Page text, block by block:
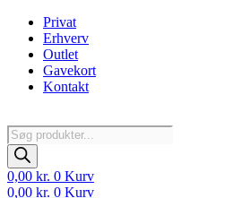
Videre
indhold
Privat
Erhverv
Outlet
Gavekort
Kontakt
Products
search
0,00 kr. 0 Kurv
0,00 kr. 0 Kurv